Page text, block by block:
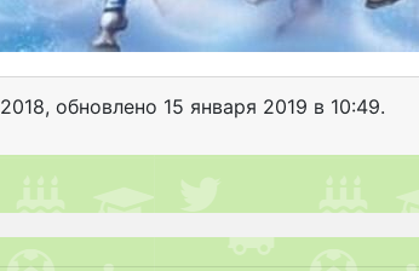
, обновлено 15 января 2019 в 10:49.